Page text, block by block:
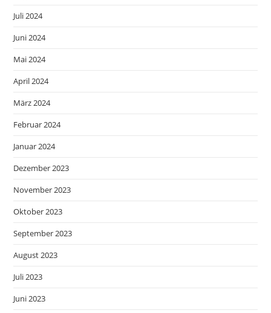
Juli 2024
Juni 2024
Mai 2024
April 2024
März 2024
Februar 2024
Januar 2024
Dezember 2023
November 2023
Oktober 2023
September 2023
August 2023
Juli 2023
Juni 2023